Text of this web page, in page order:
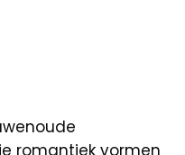
romantiek vormen